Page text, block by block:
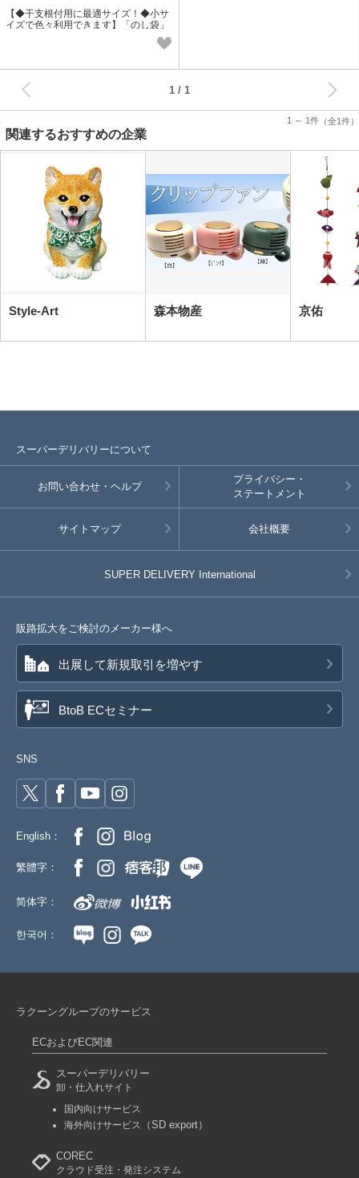
【◆干支根付用に最適サイズ！◆小サ
イズで色々利用できます】「のし袋」
1 ～ 1件 （全1件）
1
関連するおすすめの企業
Style-Art 森本物産 京佑
スーパーデリバリーについて
お問い合わせ・ヘルプ
プライバシー・
ステートメント
サイトマップ 会社概要
SUPER DELIVERY International
販路拡大をご検討のメーカー様へ
出展して新規取引を増やす
BtoB ECセミナー
SNS
English：
繁體字：
简体字：
한국어：
ラクーングループのサービス
ECおよびEC関連
スーパーデリバリー
卸・仕入れサイト
国内向けサービス
海外向けサービス
（SD export）
COREC
クラウド受注・発注システム